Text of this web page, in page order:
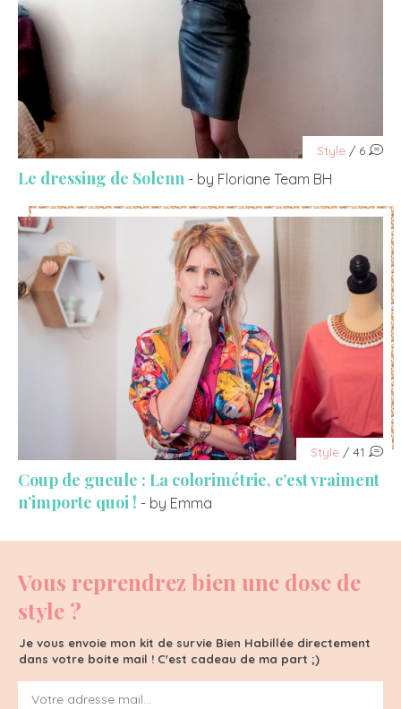
Style / 6
Le dressing de Solenn - by Floriane Team BH
Style / 41
Coup de gueule : La colorimétrie, c’est vraiment
n’importe quoi ! - by Emma
Vous reprendrez bien une dose de
style ?
Je vous envoie mon kit de survie Bien Habillée directement
dans votre boite mail ! C'est cadeau de ma part ;)